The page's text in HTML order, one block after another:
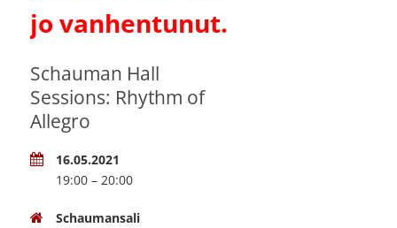
jo vanhentunut.
Schauman Hall
Sessions: Rhythm of
Allegro
16.05.2021
19:00 – 20:00
Schaumansali